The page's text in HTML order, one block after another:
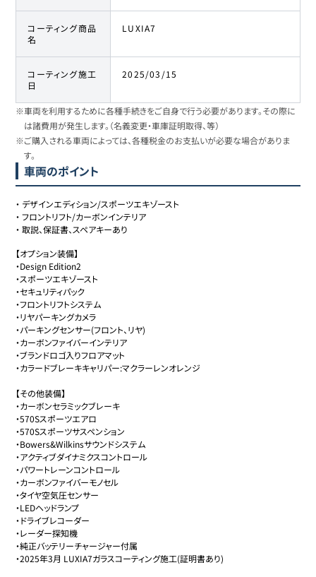
コーティング商品
名
LUXIA7
コーティング施工
日
2025/03/15
※車両を利用するために各種手続きをご自身で行う必要があります。その際に
は諸費用が発生します。（名義変更・車庫証明取得、等）
※ご購入される車両によっては、各種税金のお支払いが必要な場合がありま
す。
車両のポイント
・ デザインエディション/スポーツエキゾースト
・フロントリフト/カーボンインテリア
・取説、保証書、スペアキーあり
【オプション装備】
・Design Edition2
・スポーツエキゾースト
・セキュリティパック
・フロントリフトシステム
・リヤパーキングカメラ
・パーキングセンサー(フロント、リヤ)
・カーボンファイバーインテリア
・ブランドロゴ入りフロアマット
・カラードブレーキキャリパー:マクラーレンオレンジ
【その他装備】
・カーボンセラミックブレーキ
・570Sスポーツエアロ
・570Sスポーツサスペンション
・Bowers&Wilkinsサウンドシステム
・アクティブダイナミクスコントロール
・パワートレーンコントロール
・カーボンファイバーモノセル
・タイヤ空気圧センサー
・LEDヘッドランプ
・ドライブレコーダー
・レーダー探知機
・純正バッテリーチャージャー付属
・2025年3月 LUXIA7ガラスコーティング施工(証明書あり)